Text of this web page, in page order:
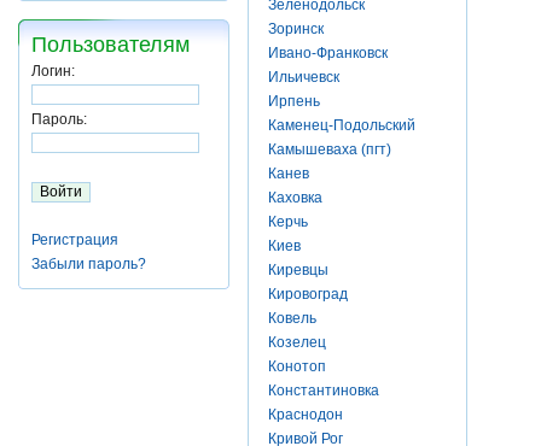
Пользователям
Логин:
Пароль:
Регистрация
Забыли пароль?
Зеленодольск
Зоринск
Ивано-Франковск
Ильичевск
Ирпень
Каменец-Подольский
Камышеваха (пгт)
Канев
Каховка
Керчь
Киев
Киревцы
Кировоград
Ковель
Козелец
Конотоп
Константиновка
Краснодон
Кривой Рог